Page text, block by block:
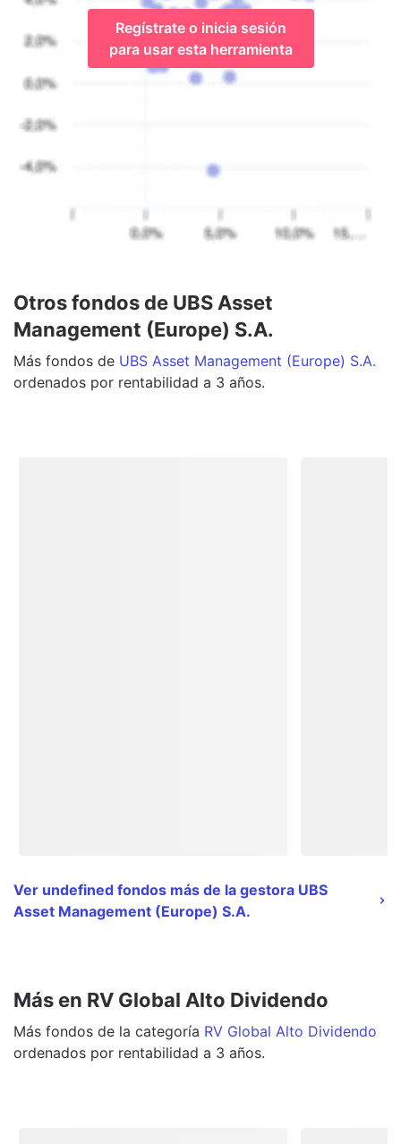
Regístrate o inicia sesión
para usar esta herramienta
Otros fondos de UBS Asset
Management (Europe) S.A.
Más fondos de UBS Asset Management (Europe) S.A.
ordenados por rentabilidad a 3 años.
Ver undefined fondos más de la gestora UBS
Asset Management (Europe) S.A.
Más en RV Global Alto Dividendo
Más fondos de la categoría RV Global Alto Dividendo
ordenados por rentabilidad a 3 años.